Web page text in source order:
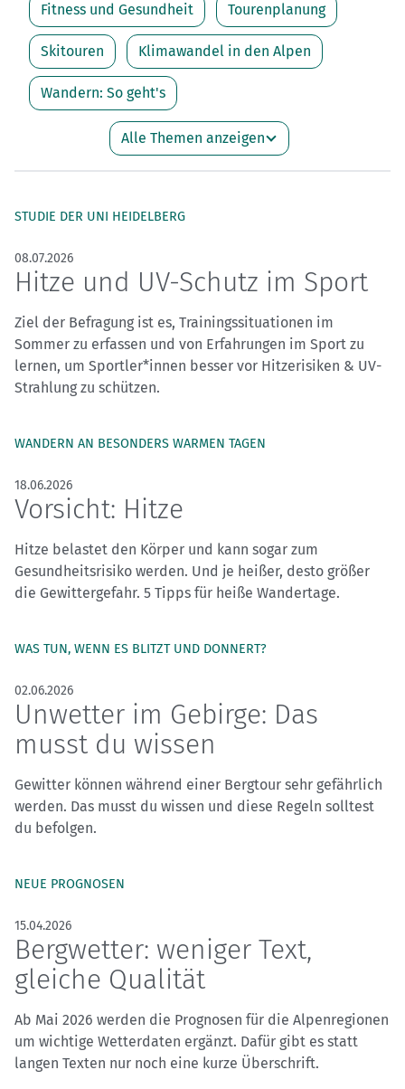
Fitness und Gesundheit Tourenplanung
Skitouren Klimawandel in den Alpen
Wandern: So geht's
Alle Themen anzeigen
STUDIE DER UNI HEIDELBERG
08.07.2026
Hitze und UV-Schutz im Sport
Ziel der Befragung ist es, Trainingssituationen im
Sommer zu erfassen und von Erfahrungen im Sport zu
lernen, um Sportler*innen besser vor Hitzerisiken & UV-
Strahlung zu schützen.
WANDERN AN BESONDERS WARMEN TAGEN
18.06.2026
Vorsicht: Hitze
Hitze belastet den Körper und kann sogar zum
Gesundheitsrisiko werden. Und je heißer, desto größer
die Gewittergefahr. 5 Tipps für heiße Wandertage.
WAS TUN, WENN ES BLITZT UND DONNERT?
02.06.2026
Unwetter im Gebirge: Das
musst du wissen
Gewitter können während einer Bergtour sehr gefährlich
werden. Das musst du wissen und diese Regeln solltest
du befolgen.
NEUE PROGNOSEN
15.04.2026
Bergwetter: weniger Text,
gleiche Qualität
Ab Mai 2026 werden die Prognosen für die Alpenregionen
um wichtige Wetterdaten ergänzt. Dafür gibt es statt
langen Texten nur noch eine kurze Überschrift.